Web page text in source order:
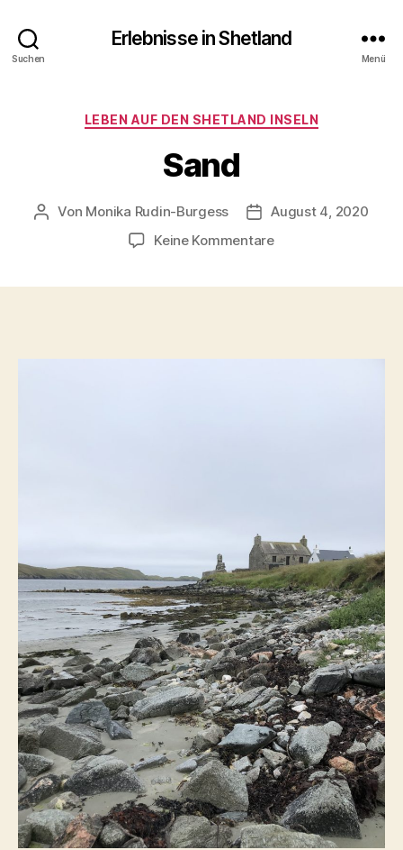
Suchen
Erlebnisse in Shetland
Menü
Kategorien
LEBEN AUF DEN SHETLAND INSELN
Sand
Beitragsautor
Von Monika Rudin-Burgess Beitragsdatum
August 4, 2020
Keine Kommentarezu